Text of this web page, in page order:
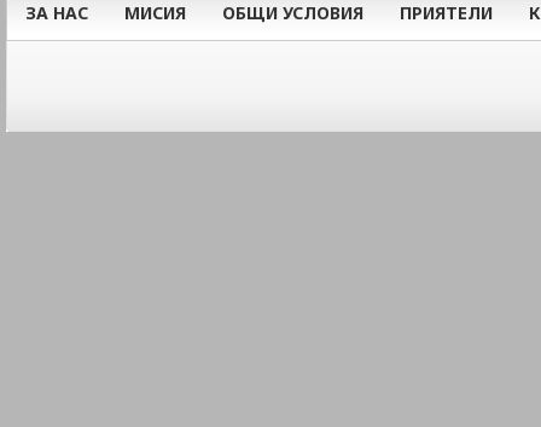
ЗА НАС МИСИЯ ОБЩИ УСЛОВИЯ ПРИЯТЕЛИ